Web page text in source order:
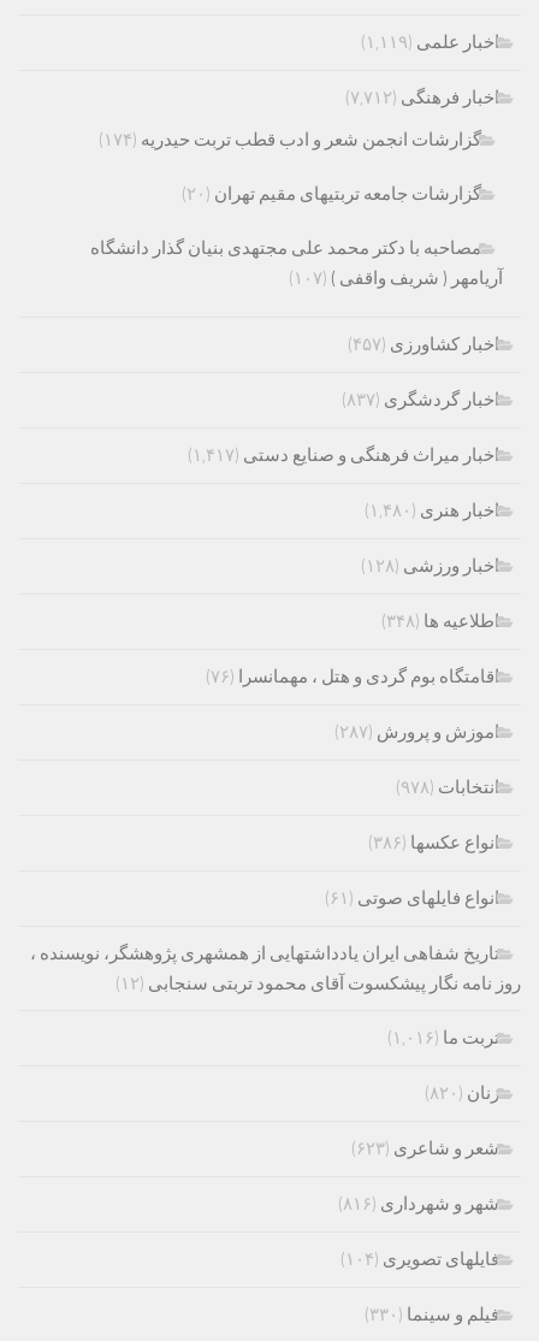
اخبار علمی (۱,۱۱۹)
اخبار فرهنگی (۷,۷۱۲)
گزارشات انجمن شعر و ادب قطب تربت حیدریه (۱۷۴)
گزارشات جامعه تربتیهای مقیم تهران (۲۰)
مصاحبه با دکتر محمد علی مجتهدی بنیان گذار دانشگاه
آریامهر ( شریف واقفی ) (۱۰۷)
اخبار کشاورزی (۴۵۷)
اخبار گردشگری (۸۳۷)
اخبار میراث فرهنگی و صنایع دستی (۱,۴۱۷)
اخبار هنری (۱,۴۸۰)
اخبار ورزشی (۱۲۸)
اطلاعیه ها (۳۴۸)
اقامتگاه بوم گردی و هتل ، مهمانسرا (۷۶)
اموزش و پرورش (۲۸۷)
انتخابات (۹۷۸)
انواع عکسها (۳۸۶)
انواع فایلهای صوتی (۶۱)
تاریخ شفاهی ایران یادداشتهایی از همشهری پژوهشگر، نویسنده ،
روز نامه نگار پیشکسوت آقای محمود تربتی سنجابی (۱۲)
تربت ما (۱,۰۱۶)
زنان (۸۲۰)
شعر و شاعری (۶۲۳)
شهر و شهرداری (۸۱۶)
فایلهای تصویری (۱۰۴)
فیلم و سینما (۳۳۰)